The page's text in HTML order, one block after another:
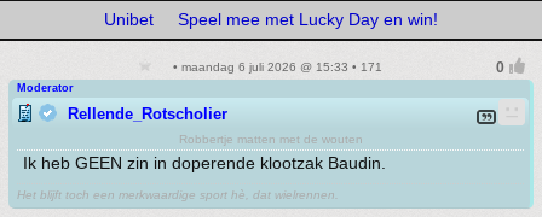
Unibet Speel mee met Lucky Day en win!
• maandag 6 juli 2026 @ 15:33 • 171
Moderator
Rellende_Rotscholier
Robbertje matten met de wouten
Ik heb GEEN zin in doperende klootzak Baudin.
Het blijft toch een merkwaardige sport hè, dat wielrennen.